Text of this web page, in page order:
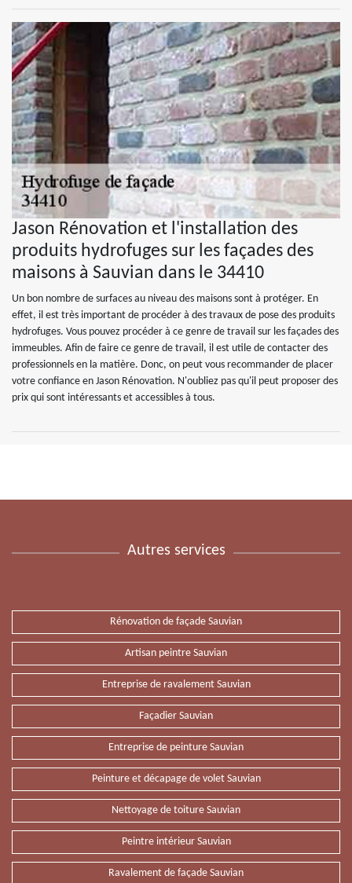
Jason Rénovation et l'installation des
produits hydrofuges sur les façades des
maisons à Sauvian dans le 34410
Un bon nombre de surfaces au niveau des maisons sont à protéger. En
effet, il est très important de procéder à des travaux de pose des produits
hydrofuges. Vous pouvez procéder à ce genre de travail sur les façades des
immeubles. Afin de faire ce genre de travail, il est utile de contacter des
professionnels en la matière. Donc, on peut vous recommander de placer
votre confiance en Jason Rénovation. N'oubliez pas qu'il peut proposer des
prix qui sont intéressants et accessibles à tous.
Autres services
Rénovation de façade Sauvian
Artisan peintre Sauvian
Entreprise de ravalement Sauvian
Façadier Sauvian
Entreprise de peinture Sauvian
Peinture et décapage de volet Sauvian
Nettoyage de toiture Sauvian
Peintre intérieur Sauvian
Ravalement de façade Sauvian